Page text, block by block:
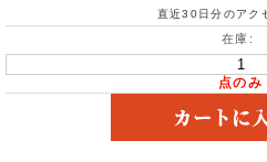
直近30日分のアク
在庫:
点のみ